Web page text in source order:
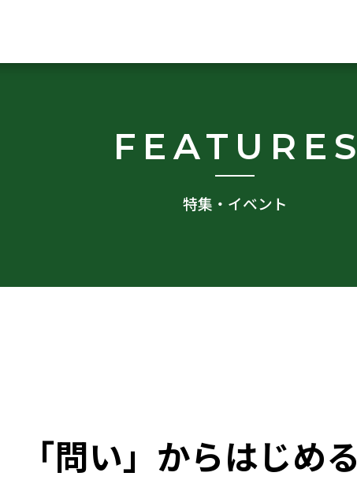
FEATURES
特集・イベント
「問い」からはじめる